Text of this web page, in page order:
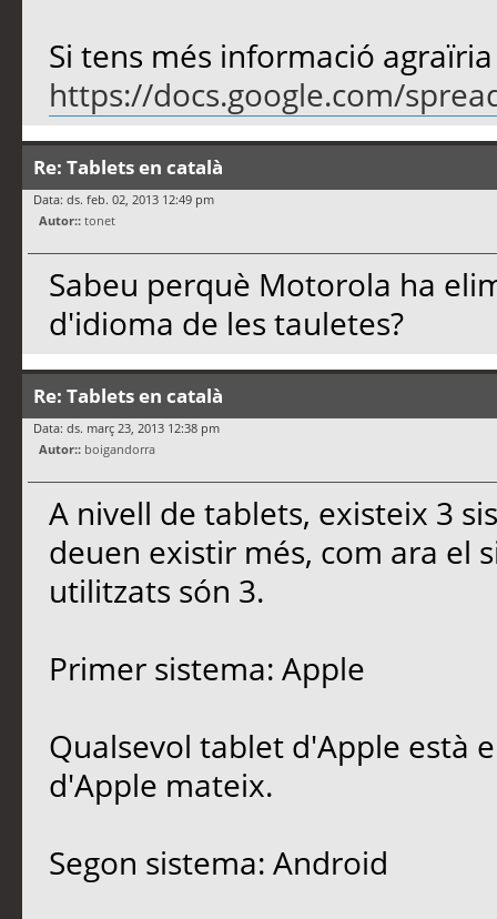
Si tens més informació
https://docs.google.com/
Re: Tablets en català
Data: ds. feb. 02, 2013 12:49 pm
Autor:: tonet
Sabeu perquè Motorola ha
d'idioma de les tauletes?
Re: Tablets en català
Data: ds. març 23, 2013 12:38 pm
Autor:: boigandorra
A nivell de tablets, existeix 3
deuen existir més, com ara el
utilitzats són 3.
Primer sistema: Apple
Qualsevol tablet d'Apple està
d'Apple mateix.
Segon sistema: Android